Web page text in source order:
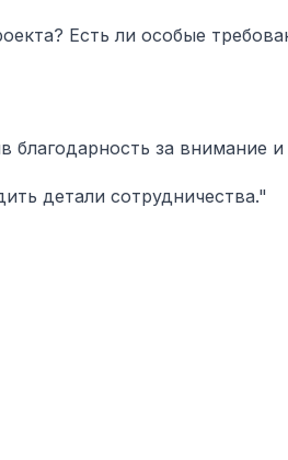
Есть ли особые
за внимание
детали сотрудничества."